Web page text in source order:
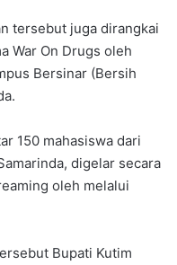
tersebut juga dirangkai
War On Drugs oleh
Bersinar (Bersih
150 mahasiswa dari
digelar secara
oleh melalui
Bupati Kutim